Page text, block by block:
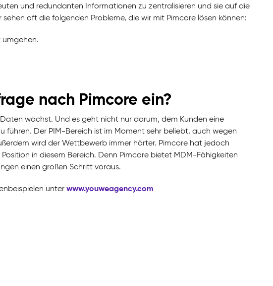
und redundanten Informationen zu zentralisieren und sie auf die
oft die folgenden Probleme, die wir mit Pimcore lösen können:
umgehen.
nach Pimcore ein?
wächst. Und es geht nicht nur darum, dem Kunden eine
führen. Der PIM-Bereich ist im Moment sehr beliebt, auch wegen
wird der Wettbewerb immer härter. Pimcore hat jedoch
in diesem Bereich. Denn Pimcore bietet MDM-Fähigkeiten
einen großen Schritt voraus.
unter www.youweagency.com